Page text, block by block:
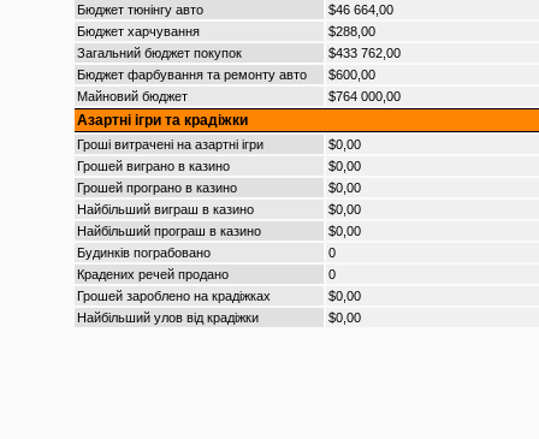
Бюджет тюнінгу авто
$46 664,00
Бюджет харчування
$288,00
Загальний бюджет покупок
$433 762,00
Бюджет фарбування та ремонту авто
$600,00
Майновий бюджет
$764 000,00
Азартні ігри та крадіжки
Гроші витрачені на азартні ігри
$0,00
Грошей виграно в казино
$0,00
Грошей програно в казино
$0,00
Найбільший виграш в казино
$0,00
Найбільший програш в казино
$0,00
Будинків пограбовано
0
Крадених речей продано
0
Грошей зароблено на крадіжках
$0,00
Найбільший улов від крадіжки
$0,00